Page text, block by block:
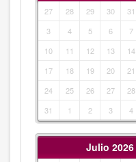
27 28 29 30 31
3
4 5 6 7
10
11 12 13 14
17
18 19 20 21
24
25 26 27 28
31
1 2 3 4
Julio 2026